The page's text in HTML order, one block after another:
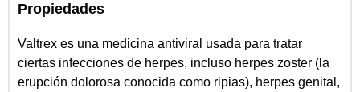
Propiedades
Valtrex es una medicina antiviral usada para tratar
ciertas infecciones de herpes, incluso herpes zoster (la
erupción dolorosa conocida como ripias), herpes genital,